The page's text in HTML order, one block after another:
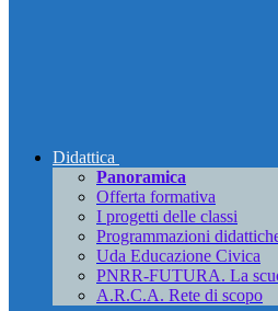
Didattica
Panoramica
Offerta formativa
I progetti delle classi
Programmazioni
Uda Educazione Civica
PNRR-FUTURA. La
A.R.C.A. Rete di scopo